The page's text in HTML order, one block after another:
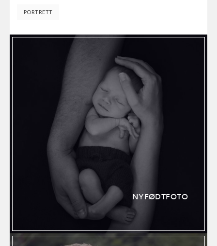
PORTRETT
NYFØDTFOTO